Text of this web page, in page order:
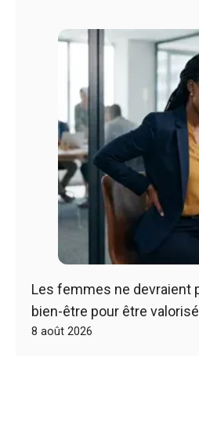
Les femmes ne devraient
bien-être pour être
8 août 2026